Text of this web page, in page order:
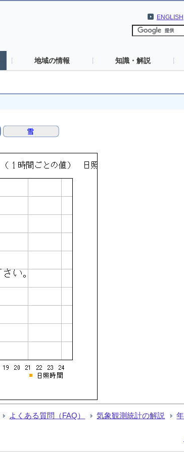
ENGLISH
地域の情報 知識・解説
よくある質問（FAQ） 気象観測統計の解説